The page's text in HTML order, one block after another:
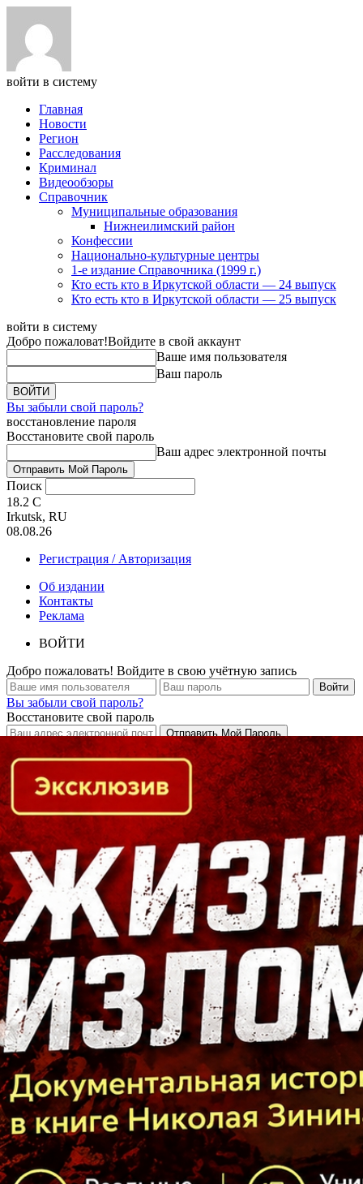
войти в систему
Главная
Новости
Регион
Расследования
Криминал
Видеообзоры
Справочник
Муниципальные образования
Нижнеилимский район
Конфессии
Национально-культурные центры
1-е издание Справочника (1999 г.)
Кто есть кто в Иркутской области — 24 выпуск
Кто есть кто в Иркутской области — 25 выпуск
войти в систему
Добро пожаловат!Войдите в свой аккаунт
Ваше имя пользователя
Ваш пароль
Вы забыли свой пароль?
восстановление пароля
Восстановите свой пароль
Ваш адрес электронной почты
Поиск
18.2 C
Irkutsk, RU
08.08.26
Регистрация / Авторизация
Об издании
Контакты
Реклама
ВОЙТИ
Добро пожаловать! Войдите в свою учётную запись
Вы забыли свой пароль?
Восстановите свой пароль
Кто есть кто в Байкальском регионе